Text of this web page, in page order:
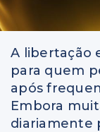
A libertação
para quem
após
Embora
diariamente